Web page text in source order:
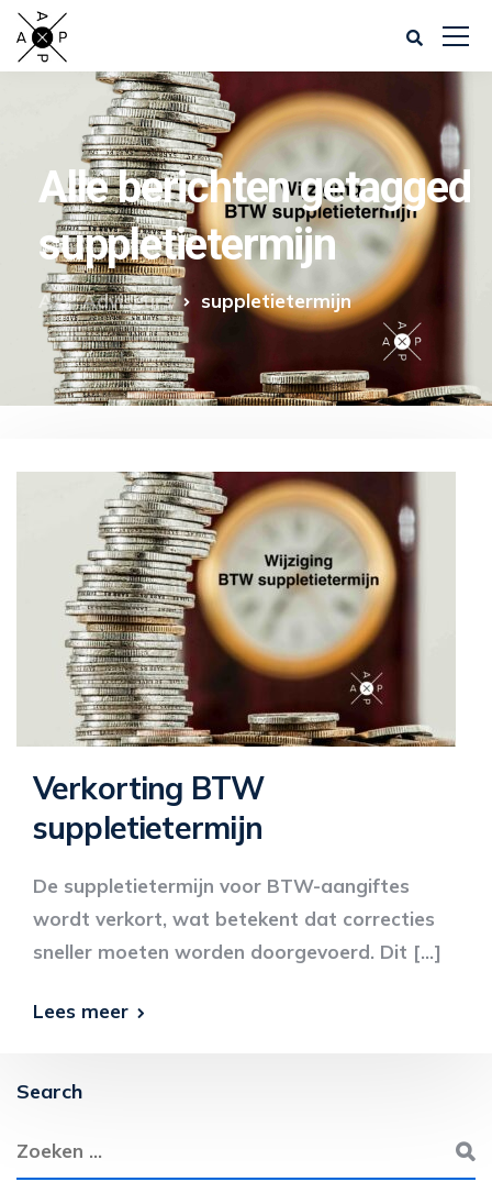
Alle berichten getagged
suppletietermijn
AXP Adviseurs suppletietermijn
Verkorting BTW
suppletietermijn
De suppletietermijn voor BTW-aangiftes
wordt verkort, wat betekent dat correcties
sneller moeten worden doorgevoerd. Dit […]
Lees meer
Search